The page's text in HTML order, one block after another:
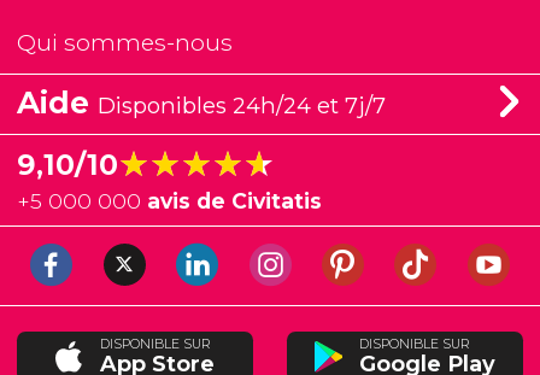
Qui sommes-nous
Aide Disponibles 24h/24 et 7j/7
9,10/10★★★★★
★★★★★
+5 000 000 avis de Civitatis
DISPONIBLE SUR
App Store
DISPONIBLE SUR
Google Play